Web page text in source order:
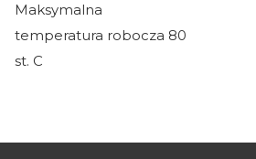
Maksymalna
temperatura robocza 80
st. C